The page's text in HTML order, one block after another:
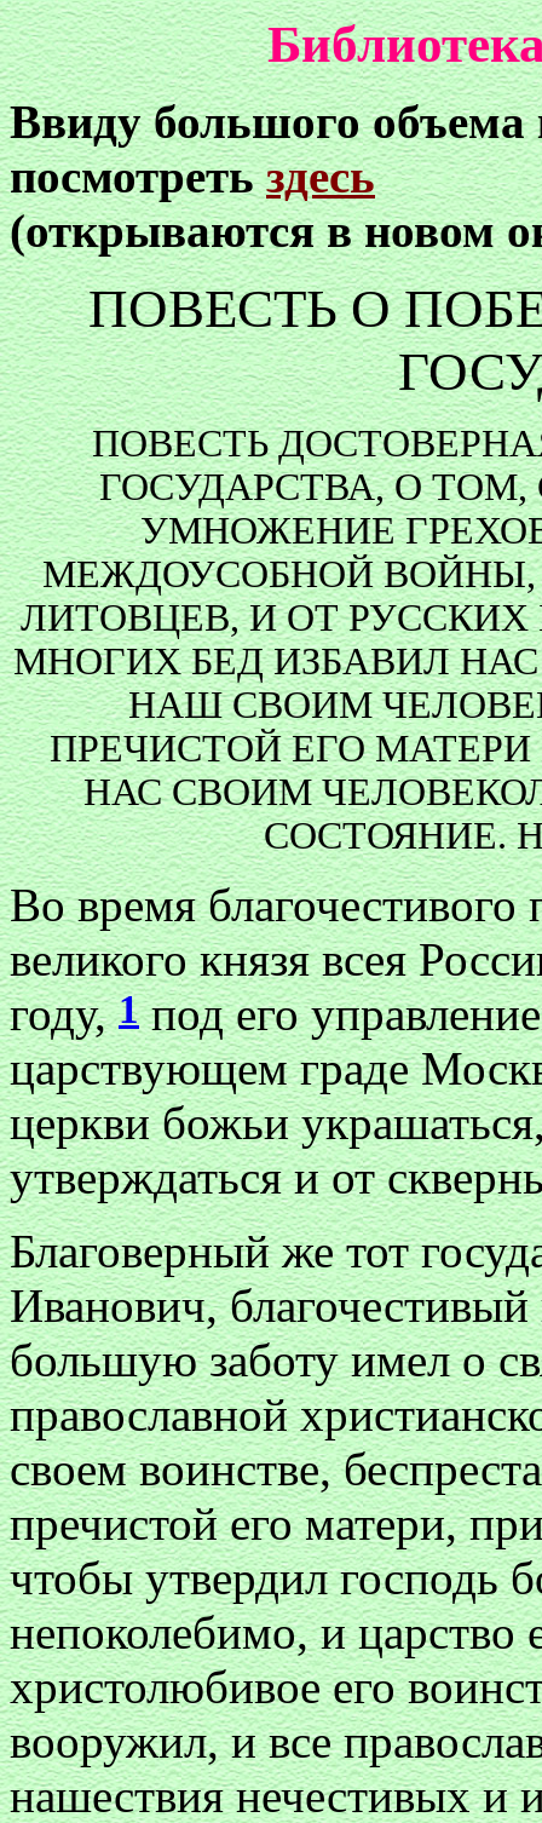
Ввиду большого
посмотреть здесь
(открываются в новом
ПОВЕСТЬ О
ПОВЕСТЬ
ГОСУДАРСТВА, О
УМНОЖЕНИЕ
МЕЖДОУСОБНОЙ ВОЙНЫ,
ЛИТОВЦЕВ, И ОТ
МНОГИХ БЕД ИЗБАВИЛ
НАШ СВОИМ
ПРЕЧИСТОЙ ЕГО
НАС СВОИМ
СОСТОЯНИЕ.
Во время благочестивого
великого князя всея
году,1под его
царствующем граде
церкви божьи
утверждаться и от
Благоверный же тот
Иванович,
большую заботу имел о
православной
своем воинстве,
пречистой его матери,
чтобы утвердил господь
непоколебимо, и царство
христолюбивое его
вооружил, и все
нашествия нечестивых и